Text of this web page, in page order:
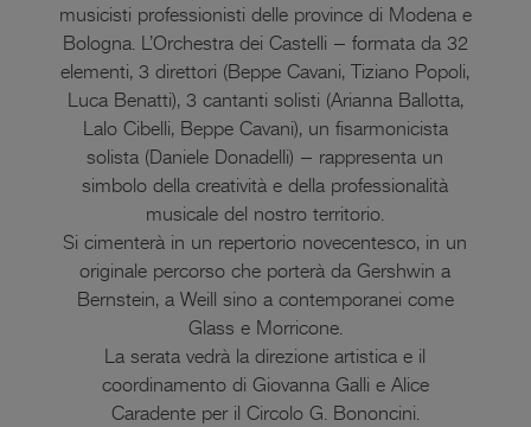
musicisti professionisti delle province di Modena e
Bologna. L’Orchestra dei Castelli – formata da 32
elementi, 3 direttori (Beppe Cavani, Tiziano Popoli,
Luca Benatti), 3 cantanti solisti (Arianna Ballotta,
Lalo Cibelli, Beppe Cavani), un fisarmonicista
solista (Daniele Donadelli) – rappresenta un
simbolo della creatività e della professionalità
musicale del nostro territorio.
Si cimenterà in un repertorio novecentesco, in un
originale percorso che porterà da Gershwin a
Bernstein, a Weill sino a contemporanei come
Glass e Morricone.
La serata vedrà la direzione artistica e il
coordinamento di Giovanna Galli e Alice
Caradente per il Circolo G. Bononcini.